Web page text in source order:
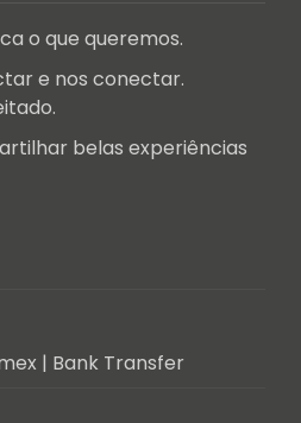
o que queremos.
e nos conectar.
belas experiências
| Bank Transfer